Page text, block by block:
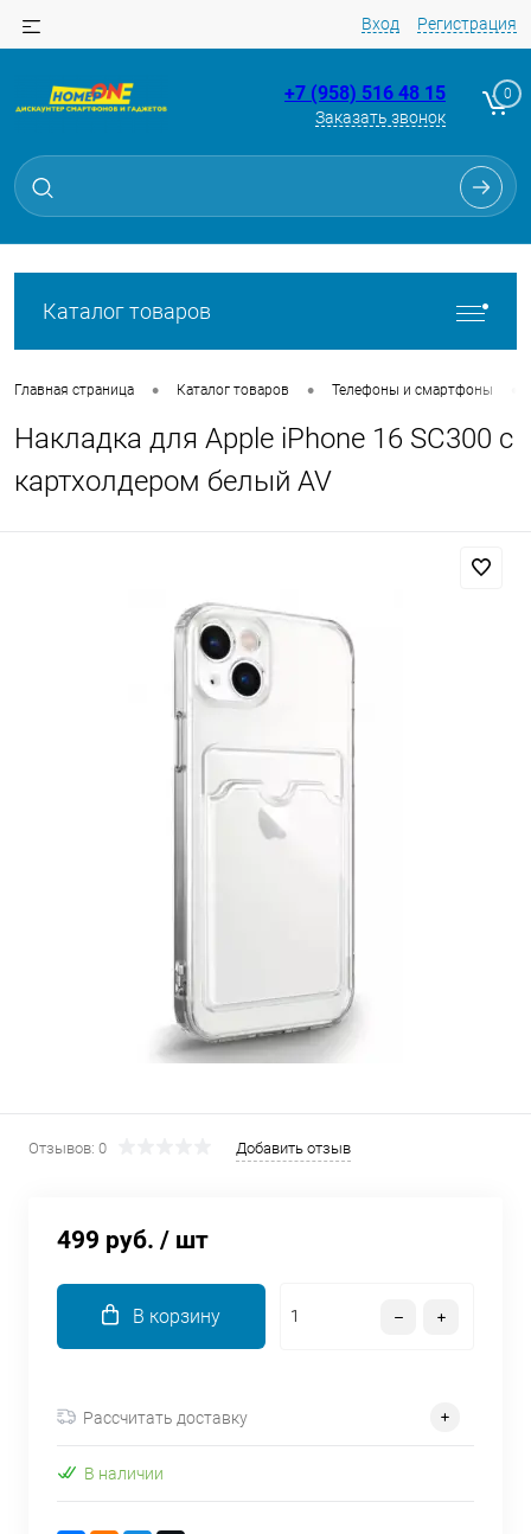
Вход Регистрация
+7 (958) 516 48 15
Заказать звонок
0
Каталог товаров
Главная страница • Каталог товаров • Телефоны и смартфоны
Накладка для Apple iPhone 16 SC300 с
картхолдером белый AV
Отзывов: 0 Добавить отзыв
499 руб. / шт
В корзину
Рассчитать доставку
В наличии
Для клиентов всех банков
Разбейте
без переплат
Сегодня
Оплачивайте сегодня только
% картой любого банка
Получайте товар
выбранный способом
Подробнее
недели
8 800 302-02-51